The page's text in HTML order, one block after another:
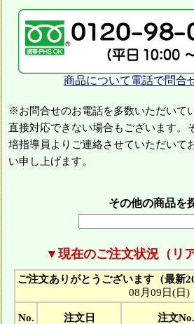
商品について電話で問合
※お問合せのお電話を多数いただいて
直接対応できない場合もございます。
培指導員よりご連絡させていただいて
い申し上げます。
その他の商品を
▼現在のご注文状況（リ